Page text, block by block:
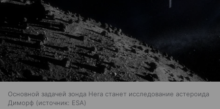
Основной задачей зонда Hera станет исследование астероида
Диморф
источник: ESA